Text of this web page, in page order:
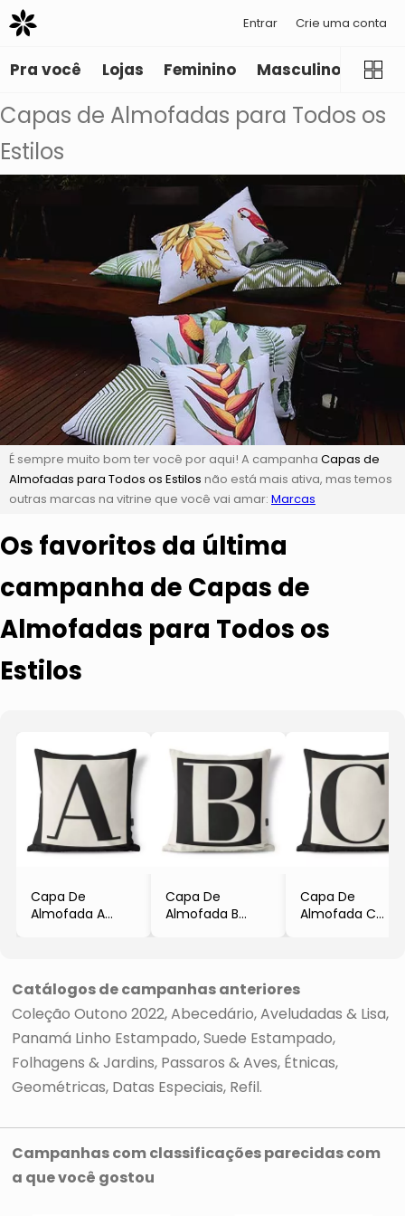
Entrar Crie uma conta
Pra você Lojas Feminino Masculino
Capas de Almofadas para Todos os
Estilos
É sempre muito bom ter você por aqui! A campanha Capas de
Almofadas para Todos os Estilos não está mais ativa, mas temos
outras marcas na vitrine que você vai amar: Marcas
Os favoritos da última
campanha de Capas de
Almofadas para Todos os
Estilos
Capa De
Almofada A
- STM Home
Capa De
Almofada B
- STM Home
Capa De
Almofada C
Catálogos de campanhas anteriores
Coleção Outono 2022 Abecedário Aveludadas & Lisa
Panamá Linho Estampado Suede Estampado
Folhagens & Jardins Passaros & Aves Étnicas
Geométricas Datas Especiais Refil
Campanhas com classificações parecidas com
a que você gostou